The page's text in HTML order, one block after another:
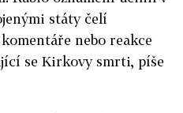
státy čelí
nebo reakce
se Kirkovy smrti, píše